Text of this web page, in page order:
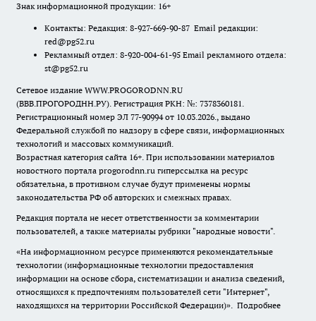
Знак информационной продукции: 16+
Контакты: Редакция: 8-927-669-90-87 Email редакции:
red@pg52.ru
Рекламный отдел: 8-920-004-61-95 Email рекламного отдела:
st@pg52.ru
Сетевое издание WWW.PROGORODNN.RU
(ВВВ.ПРОГОРОДНН.РУ). Регистрация РКН: №: 7378360181.
Регистрационный номер ЭЛ 77-90994 от 10.03.2026., выдано
Федеральной службой по надзору в сфере связи, информационных
технологий и массовых коммуникаций.
Возрастная категория сайта 16+. При использовании материалов
новостного портала progorodnn.ru гиперссылка на ресурс
обязательна, в противном случае будут применены нормы
законодательства РФ об авторских и смежных правах.
Редакция портала не несет ответственности за комментарии
пользователей, а также материалы рубрики "народные новости".
«На информационном ресурсе применяются рекомендательные
технологии (информационные технологии предоставления
информации на основе сбора, систематизации и анализа сведений,
относящихся к предпочтениям пользователей сети "Интернет",
находящихся на территории Российской Федерации)». Подробнее